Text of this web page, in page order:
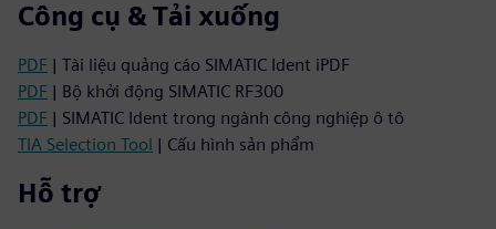
Công cụ & Tải xuống
PDF | Tài liệu quảng cáo SIMATIC Ident iPDF
PDF | Bộ khởi động SIMATIC RF300
PDF | SIMATIC Ident trong ngành công nghiệp ô tô
TIA Selection Tool | Cấu hình sản phẩm
Hỗ trợ